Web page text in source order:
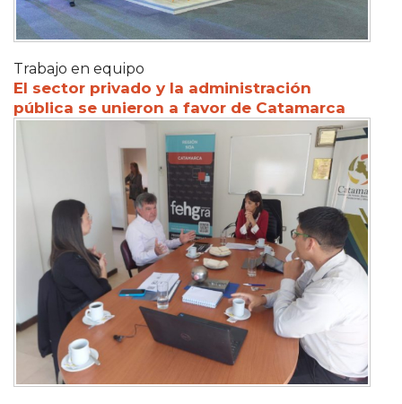
Trabajo en equipo
El sector privado y la administración
pública se unieron a favor de Catamarca